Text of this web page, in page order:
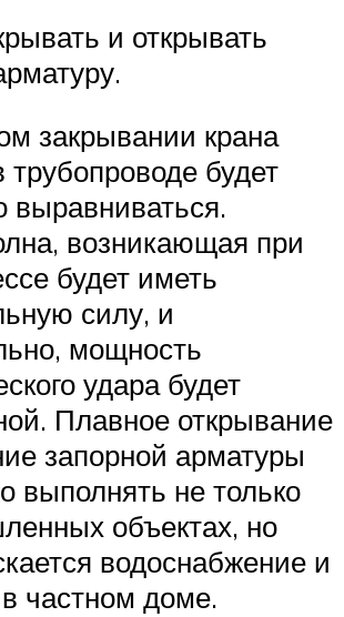
и открывать
закрывании крана
будет
выравниваться.
возникающая при
будет иметь
силу, и
мощность
удара будет
Плавное открывание
запорной арматуры
выполнять не только
объектах, но
водоснабжение и
частном доме.